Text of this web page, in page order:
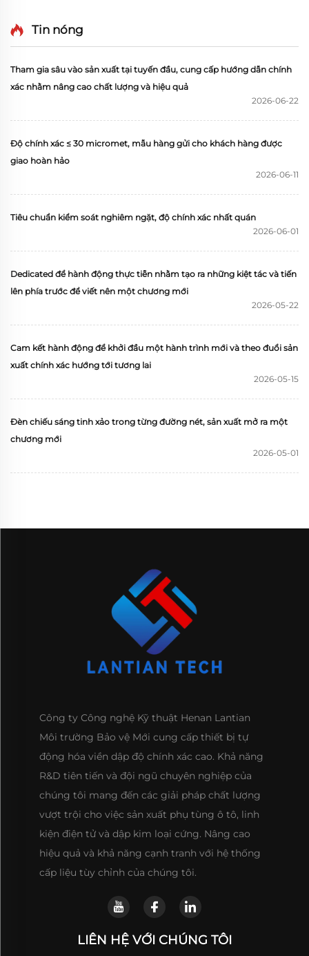
Tin nóng
Tham gia sâu vào sản xuất tại tuyến đầu, cung cấp hướng dẫn chính
xác nhằm nâng cao chất lượng và hiệu quả
2026-06-22
Độ chính xác ≤ 30 micromet, mẫu hàng gửi cho khách hàng được
giao hoàn hảo
2026-06-11
Tiêu chuẩn kiểm soát nghiêm ngặt, độ chính xác nhất quán
2026-06-01
Dedicated để hành động thực tiễn nhằm tạo ra những kiệt tác và tiến
lên phía trước để viết nên một chương mới
2026-05-22
Cam kết hành động để khởi đầu một hành trình mới và theo đuổi sản
xuất chính xác hướng tới tương lai
2026-05-15
Đèn chiếu sáng tinh xảo trong từng đường nét, sản xuất mở ra một
chương mới
2026-05-01
Công ty Công nghệ Kỹ thuật Henan Lantian
Môi trường Bảo vệ Mới cung cấp thiết bị tự
động hóa viền dập độ chính xác cao. Khả năng
R&D tiên tiến và đội ngũ chuyên nghiệp của
chúng tôi mang đến các giải pháp chất lượng
vượt trội cho việc sản xuất phụ tùng ô tô, linh
kiện điện tử và dập kim loại cứng. Nâng cao
hiệu quả và khả năng cạnh tranh với hệ thống
cấp liệu tùy chỉnh của chúng tôi.
LIÊN HỆ VỚI CHÚNG TÔI